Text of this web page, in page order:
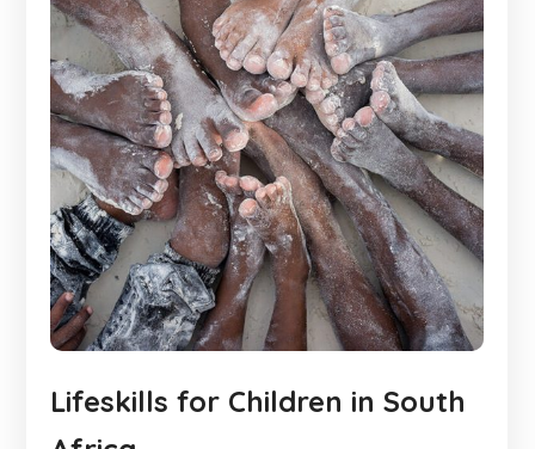
Lifeskills for Children in South